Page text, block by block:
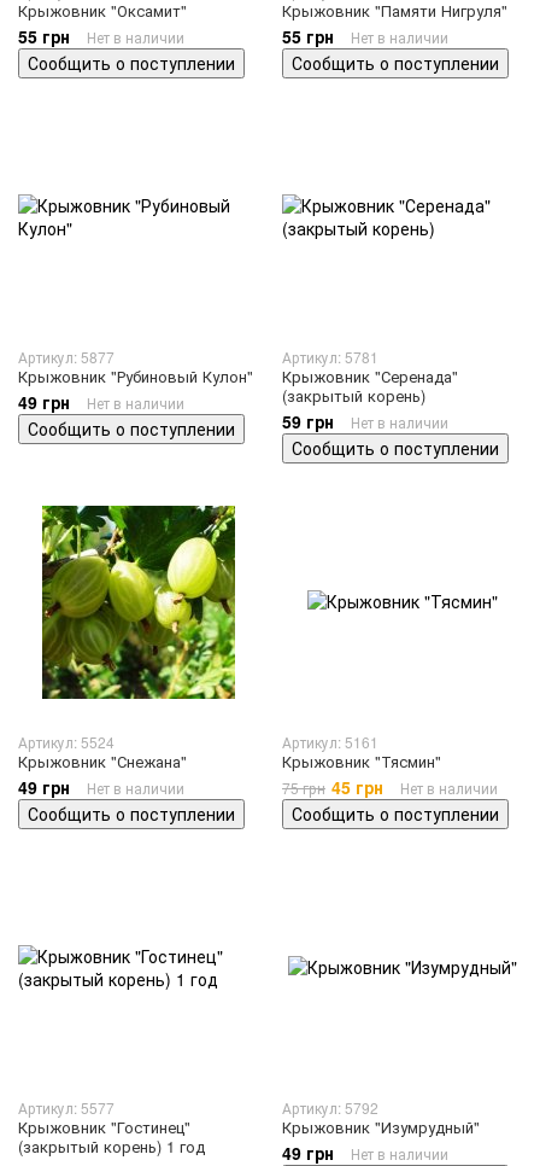
Крыжовник "Оксамит"
55 грн Нет в наличии
Сообщить о поступлении
Крыжовник "Памяти Нигруля"
55 грн Нет в наличии
Сообщить о поступлении
Артикул: 5877
Крыжовник "Рубиновый Кулон"
49 грн Нет в наличии
Сообщить о поступлении
Артикул: 5781
Крыжовник "Серенада"
(закрытый корень)
59 грн Нет в наличии
Сообщить о поступлении
Артикул: 5524
Крыжовник "Снежана"
49 грн Нет в наличии
Сообщить о поступлении
Артикул: 5161
Крыжовник "Тясмин"
75 грн 45 грн Нет в наличии
Сообщить о поступлении
Артикул: 5577
Крыжовник "Гостинец"
(закрытый корень) 1 год
Артикул: 5792
Крыжовник "Изумрудный"
49 грн Нет в наличии